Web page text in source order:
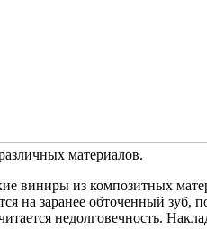
материалов.
виниры из композитных
на заранее обточенный
недолговечность.